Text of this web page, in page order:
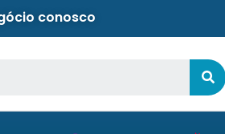
conosco